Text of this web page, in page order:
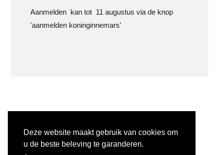
Deze website maakt gebruik van cookies om
u de beste beleving te garanderen.
Aanmelden kan tot 11 augustus via de knop
'aanmelden koninginnemars'
COPYRIGHT © 2025 #INULST